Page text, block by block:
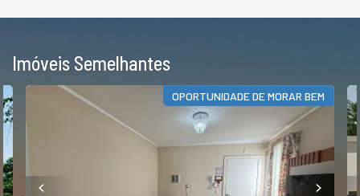
Imóveis Semelhantes
OPORTUNIDADE DE MORAR BEM